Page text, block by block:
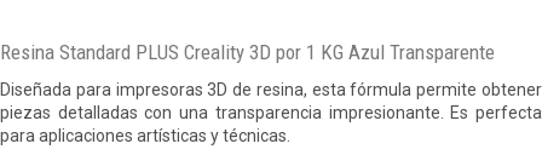
Resina Standard PLUS Creality 3D por 1 KG Azul Transparente
Diseñada para impresoras 3D de resina, esta fórmula permite obtener
piezas detalladas con una transparencia impresionante. Es perfecta
para aplicaciones artísticas y técnicas.